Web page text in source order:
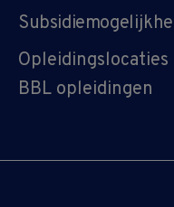
BBL opleidingen